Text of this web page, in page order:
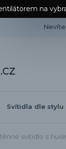
na
Svítidla dle stylu
svítidlo s